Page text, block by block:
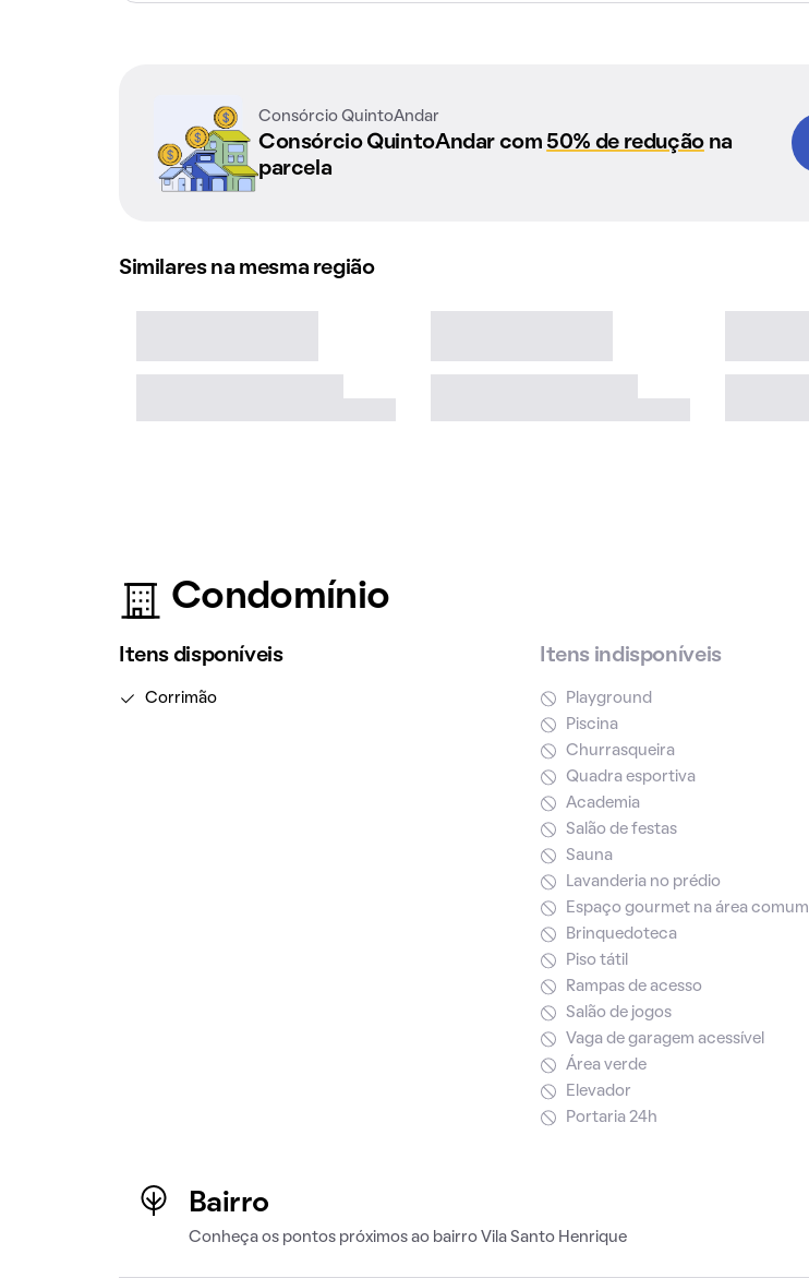
Consórcio QuintoAndar
Consórcio QuintoAndar com 50% de reduçãona
parcela
Similares na mesma região
Condomínio
Itens disponíveis
Corrimão
Itens indisponíveis
Playground
Piscina
Churrasqueira
Quadra esportiva
Academia
Salão de festas
Sauna
Lavanderia no prédio
Espaço gourmet na área comum
Brinquedoteca
Piso tátil
Rampas de acesso
Salão de jogos
Vaga de garagem acessível
Área verde
Elevador
Portaria 24h
Bairro
Conheça os pontos próximos ao bairro Vila Santo Henrique